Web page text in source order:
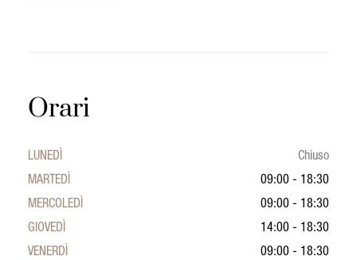
Orari
LUNEDÌ
Chiuso
MARTEDÌ
09:00 - 18:30
MERCOLEDÌ
09:00 - 18:30
GIOVEDÌ
14:00 - 18:30
VENERDÌ
09:00 - 18:30